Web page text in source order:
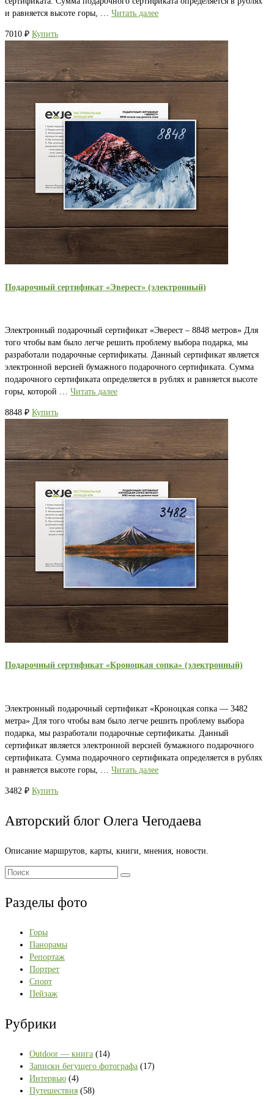
и равняется высоте горы, … Читать далее
7010 ₽ Купить
Подарочный сертификат «Эверест» (электронный)
Электронный подарочный сертификат «Эверест – 8848 метров» Для
того чтобы вам было легче решить проблему выбора подарка, мы
разработали подарочные сертификаты. Данный сертификат является
электронной версией бумажного подарочного сертификата. Сумма
подарочного сертификата определяется в рублях и равняется высоте
горы, которой … Читать далее
8848 ₽ Купить
Подарочный сертификат «Кроноцкая сопка» (электронный)
Электронный подарочный сертификат «Кроноцкая сопка — 3482
метра» Для того чтобы вам было легче решить проблему выбора
подарка, мы разработали подарочные сертификаты. Данный
сертификат является электронной версией бумажного подарочного
сертификата. Сумма подарочного сертификата определяется в рублях
и равняется высоте горы, … Читать далее
3482 ₽ Купить
Авторский блог Олега Чегодаева
Описание маршрутов, карты, книги, мнения, новости.
Поиск:
Разделы фото
Горы
Панорамы
Репортаж
Портрет
Спорт
Пейзаж
Рубрики
Outdoor — книга (14)
Записки бегущего фотографа (17)
Интервью (4)
Путешествия (58)